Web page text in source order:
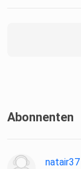
Abonnenten
natair37